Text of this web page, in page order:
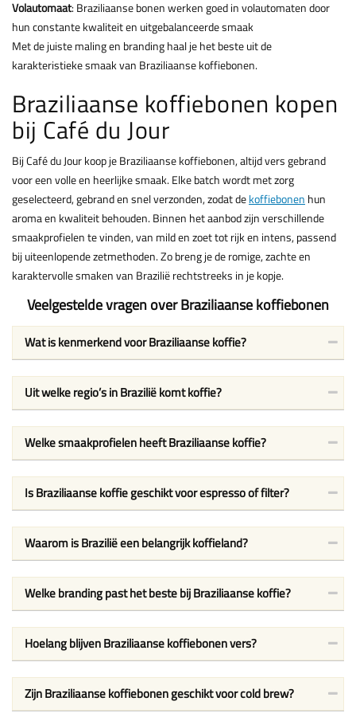
Volautomaat: Braziliaanse bonen werken goed in volautomaten door
hun constante kwaliteit en uitgebalanceerde smaak
Met de juiste maling en branding haal je het beste uit de
karakteristieke smaak van Braziliaanse koffiebonen.
Braziliaanse koffiebonen kopen
bij Café du Jour
Bij Café du Jour koop je Braziliaanse koffiebonen, altijd vers gebrand
voor een volle en heerlijke smaak. Elke batch wordt met zorg
geselecteerd, gebrand en snel verzonden, zodat dekoffiebonen hun
aroma en kwaliteit behouden. Binnen het aanbod zijn verschillende
smaakprofielen te vinden, van mild en zoet tot rijk en intens, passend
bij uiteenlopende zetmethoden. Zo breng je de romige, zachte en
karaktervolle smaken van Brazilië rechtstreeks in je kopje.
Veelgestelde vragen over Braziliaanse koffiebonen
Wat is kenmerkend voor Braziliaanse koffie?
Uit welke regio’s in Brazilië komt koffie?
Welke smaakprofielen heeft Braziliaanse koffie?
Is Braziliaanse koffie geschikt voor espresso of filter?
Waarom is Brazilië een belangrijk koffieland?
Welke branding past het beste bij Braziliaanse koffie?
Hoelang blijven Braziliaanse koffiebonen vers?
Zijn Braziliaanse koffiebonen geschikt voor cold brew?